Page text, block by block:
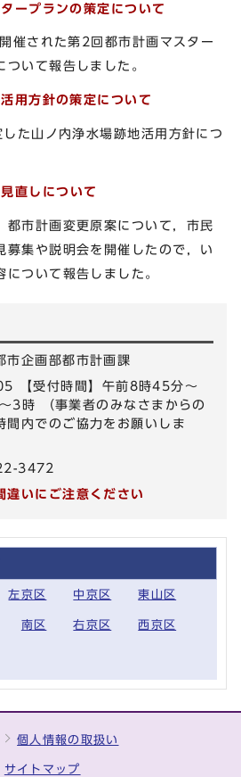
ープランの策定について
された第2回都市計画マスター
いて報告しました。
用方針の策定について
た山ノ内浄水場跡地活用方針につ
直しについて
都市計画変更原案について，市民
募集や説明会を開催したので，い
ついて報告しました。
市企画部都市計画課
【受付時間】午前8時45分～
3時 （事業者のみなさまからの
間内でのご協力をお願いしま
3472
違いにご注意ください
左京区 中京区 東山区
南区 右京区 西京区
個人情報の取扱い
サイトマップ